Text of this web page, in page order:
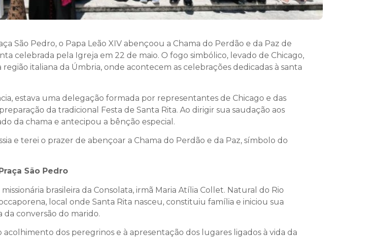
São Pedro, o Papa Leão XIV abençoou a Chama do Perdão e da Paz de
celebrada pela Igreja em 22 de maio. O fogo simbólico, levado de Chicago,
região italiana da Úmbria, onde acontecem as celebrações dedicadas à santa
estava uma delegação formada por representantes de Chicago e das
da tradicional Festa de Santa Rita. Ao dirigir sua saudação aos
da chama e antecipou a bênção especial.
e terei o prazer de abençoar a Chama do Perdão e da Paz, símbolo do
São Pedro
brasileira da Consolata, irmã Maria Atília Collet. Natural do Rio
local onde Santa Rita nasceu, constituiu família e iniciou sua
conversão do marido.
dos peregrinos e à apresentação dos lugares ligados à vida da